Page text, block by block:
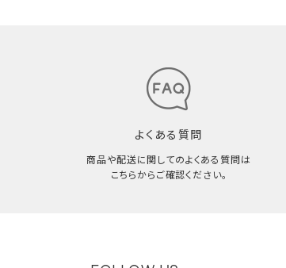
よくある質問
商品や配送に関してのよくある質問は
こちらからご確認ください。